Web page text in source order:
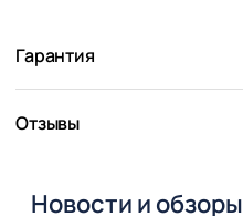
Гарантия
Отзывы
Новости и обзоры